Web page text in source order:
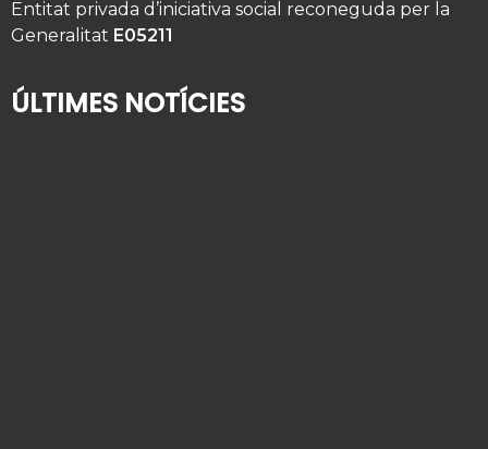
Entitat privada d’iniciativa social reconeguda per la
Generalitat E05211
ÚLTIMES NOTÍCIES